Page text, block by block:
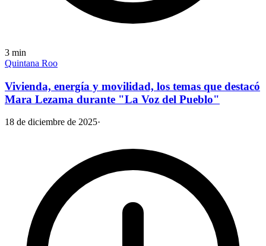
3 min
Quintana Roo
Vivienda, energía y movilidad, los temas que destacó
Mara Lezama durante "La Voz del Pueblo"
18 de diciembre de 2025·